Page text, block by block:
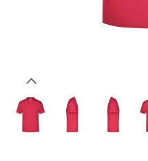
Voudriez-vous acheter